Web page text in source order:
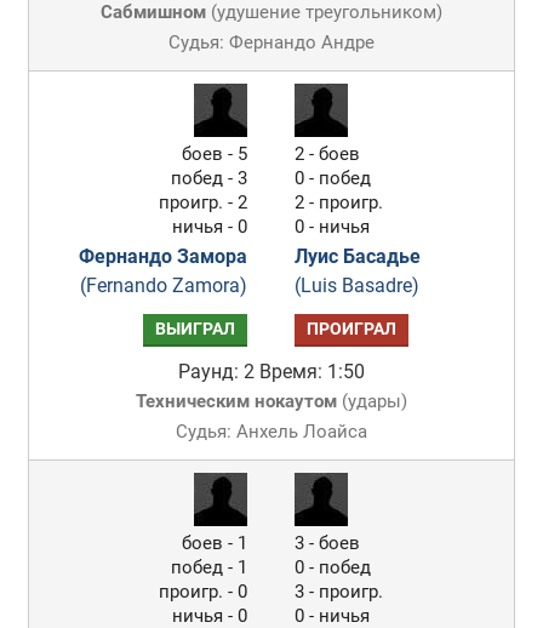
Сабмишном(удушение треугольником)
Судья: Фернандо Андре
боев - 5
побед - 3
проигр. - 2
ничья - 0
Фернандо Замора
(Fernando Zamora)
2 - боев
0 - побед
2 - проигр.
0 - ничья
Луис Басадье
(Luis Basadre)
ВЫИГРАЛ ПРОИГРАЛ
Раунд: 2 Время: 1:50
Техническим нокаутом(удары)
Судья: Анхель Лоайса
боев - 1
побед - 1
проигр. - 0
ничья - 0
3 - боев
0 - побед
3 - проигр.
0 - ничья